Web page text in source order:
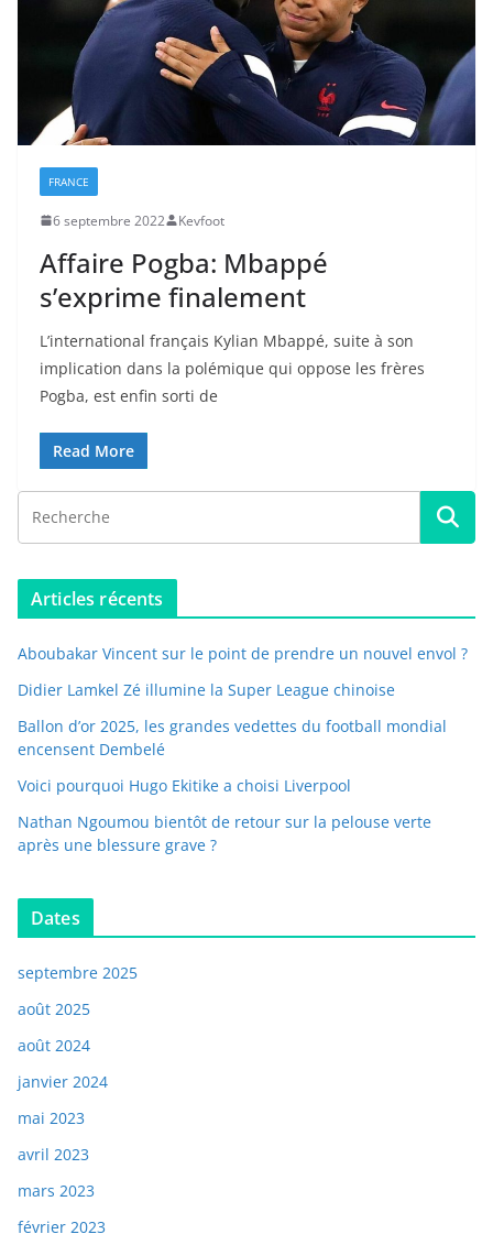
FRANCE
6 septembre 2022 Kevfoot
Affaire Pogba: Mbappé
s’exprime finalement
L’international français Kylian Mbappé, suite à son
implication dans la polémique qui oppose les frères
Pogba, est enfin sorti de
Read More
Articles récents
Aboubakar Vincent sur le point de prendre un nouvel envol ?
Didier Lamkel Zé illumine la Super League chinoise
Ballon d’or 2025, les grandes vedettes du football mondial
encensent Dembelé
Voici pourquoi Hugo Ekitike a choisi Liverpool
Nathan Ngoumou bientôt de retour sur la pelouse verte
après une blessure grave ?
Dates
septembre 2025
août 2025
août 2024
janvier 2024
mai 2023
avril 2023
mars 2023
février 2023